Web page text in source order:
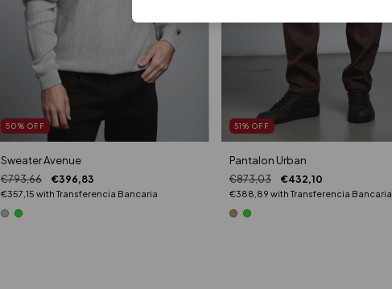
50% OFF
Sweater Avenue
€793,66 €396,83
€357,15 with Transferencia Bancaria
51% OFF
Pantalon Urban
€873,03 €432,10
€388,89 with Transferencia Bancaria